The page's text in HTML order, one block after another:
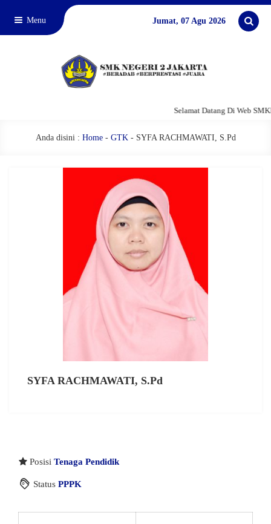
Menu Jumat, 07 Agu 2026
Selamat Datang Di Web
Anda disini : Home- GTK- SYFA RACHMAWATI, S.Pd
SYFA RACHMAWATI, S.Pd
Posisi Tenaga Pendidik
Status PPPK